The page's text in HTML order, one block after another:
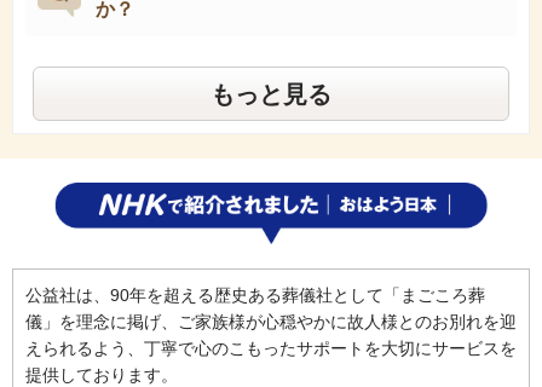
か？
もっと見る
公益社は、90年を超える歴史ある葬儀社として「まごころ葬
儀」を理念に掲げ、ご家族様が心穏やかに故人様とのお別れを迎
えられるよう、丁寧で心のこもったサポートを大切にサービスを
提供しております。